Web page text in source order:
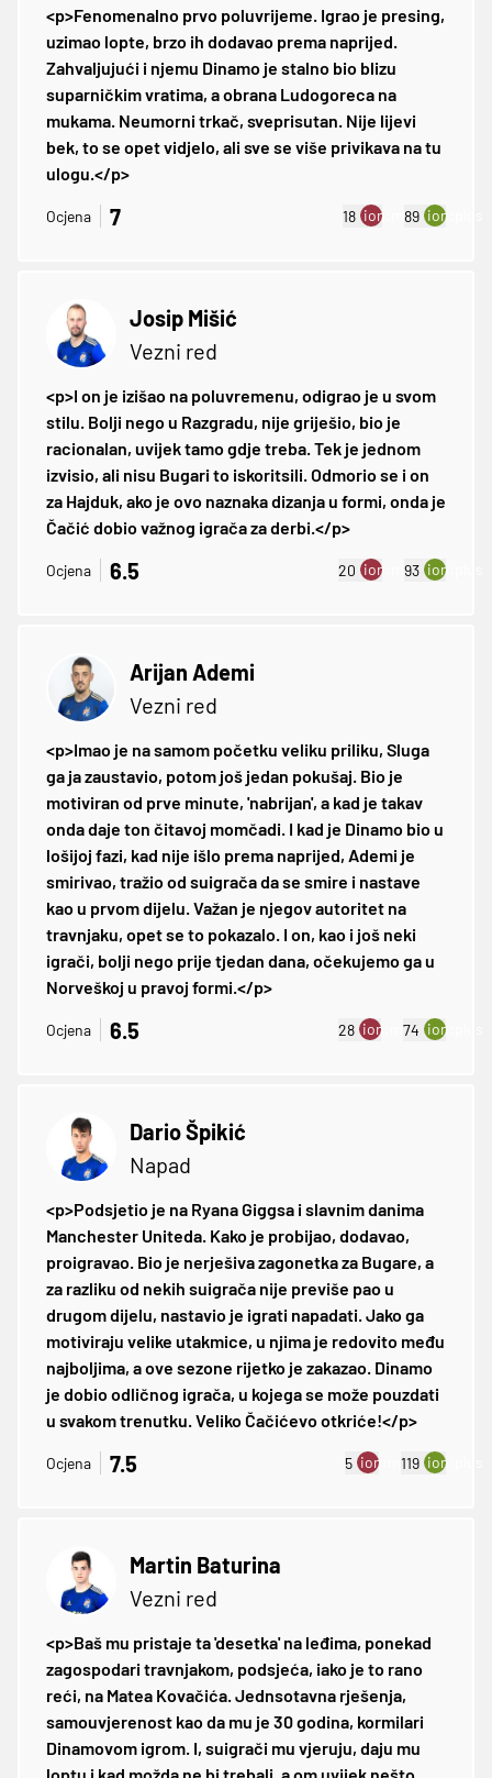
<p>Fenomenalno prvo poluvrijeme. Igrao je presing,
uzimao lopte, brzo ih dodavao prema naprijed.
Zahvaljujući i njemu Dinamo je stalno bio blizu
suparničkim vratima, a obrana Ludogoreca na
mukama. Neumorni trkač, sveprisutan. Nije lijevi
bek, to se opet vidjelo, ali sve se više privikava na tu
ulogu.</p>
Ocjena 7 18 ion:minus
89 ion:plus
Josip Mišić
Vezni red
<p>I on je izišao na poluvremenu, odigrao je u svom
stilu. Bolji nego u Razgradu, nije griješio, bio je
racionalan, uvijek tamo gdje treba. Tek je jednom
izvisio, ali nisu Bugari to iskoritsili. Odmorio se i on
za Hajduk, ako je ovo naznaka dizanja u formi, onda je
Čačić dobio važnog igrača za derbi.</p>
Ocjena 6.5 20 ion:minus
93 ion:plus
Arijan Ademi
Vezni red
<p>Imao je na samom početku veliku priliku, Sluga
ga ja zaustavio, potom još jedan pokušaj. Bio je
motiviran od prve minute, 'nabrijan', a kad je takav
onda daje ton čitavoj momčadi. I kad je Dinamo bio u
lošijoj fazi, kad nije išlo prema naprijed, Ademi je
smirivao, tražio od suigrača da se smire i nastave
kao u prvom dijelu. Važan je njegov autoritet na
travnjaku, opet se to pokazalo. I on, kao i još neki
igrači, bolji nego prije tjedan dana, očekujemo ga u
Norveškoj u pravoj formi.</p>
Ocjena 6.5 28 ion:minus
74 ion:plus
Dario Špikić
Napad
<p>Podsjetio je na Ryana Giggsa i slavnim danima
Manchester Uniteda. Kako je probijao, dodavao,
proigravao. Bio je nerješiva zagonetka za Bugare, a
za razliku od nekih suigrača nije previše pao u
drugom dijelu, nastavio je igrati napadati. Jako ga
motiviraju velike utakmice, u njima je redovito među
najboljima, a ove sezone rijetko je zakazao. Dinamo
je dobio odličnog igrača, u kojega se može pouzdati
u svakom trenutku. Veliko Čačićevo otkriće!</p>
Ocjena 7.5 5 ion:minus
119 ion:plus
Martin Baturina
Vezni red
<p>Baš mu pristaje ta 'desetka' na leđima, ponekad
zagospodari travnjakom, podsjeća, iako je to rano
reći, na Matea Kovačića. Jednsotavna rješenja,
samouvjerenost kao da mu je 30 godina, kormilari
Dinamovom igrom. I, suigrači mu vjeruju, daju mu